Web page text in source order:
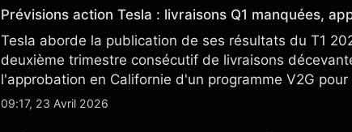
Prévisions action Tesla : livraisons Q1 manquées,
Tesla aborde la publication de ses résultats du T1
deuxième trimestre consécutif de livraisons
l'approbation en Californie d'un programme V2G
ajoute un nouveau développement à son activité
09:17, 23 Avril 2026